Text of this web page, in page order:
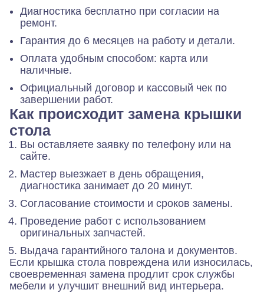
Диагностика бесплатно при согласии на
ремонт.
Гарантия до 6 месяцев на работу и детали.
Оплата удобным способом: карта или
наличные.
Официальный договор и кассовый чек по
завершении работ.
Как происходит замена крышки
стола
Вы оставляете заявку по телефону или на
сайте.
Мастер выезжает в день обращения,
диагностика занимает до 20 минут.
Согласование стоимости и сроков замены.
Проведение работ с использованием
оригинальных запчастей.
Выдача гарантийного талона и документов.
Если крышка стола повреждена или износилась,
своевременная замена продлит срок службы
мебели и улучшит внешний вид интерьера.